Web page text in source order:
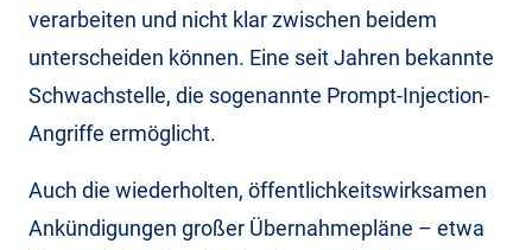
verarbeiten und nicht klar zwischen beidem
unterscheiden können. Eine seit Jahren bekannte
Schwachstelle, die sogenannte Prompt-Injection-
Angriffe ermöglicht.
Auch die wiederholten, öffentlichkeitswirksamen
Ankündigungen großer Übernahmepläne – etwa